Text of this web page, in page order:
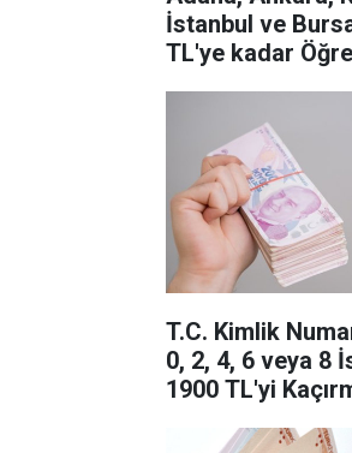
İstanbul ve
TL'ye kadar
T.C. Kimlik
0, 2, 4, 6 veya 8
1900 TL'yi